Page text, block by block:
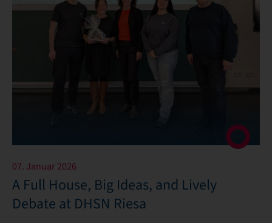
07. Januar 2026
A Full House, Big Ideas, and Lively
Debate at DHSN Riesa